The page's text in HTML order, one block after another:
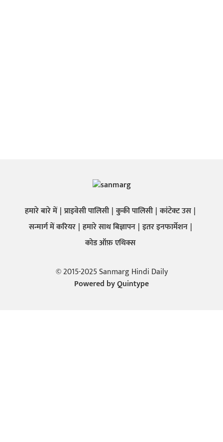
हमारे बारे में प्राइवेसी पालिसी कुकी पालिसी कांटेक्ट उस
सन्मार्ग में करियर हमारे साथ बिज्ञापन इतर इनफार्मेशन
कोड ऑफ़ एथिक्स
© 2015-2025 Sanmarg Hindi Daily
Powered byQuintype